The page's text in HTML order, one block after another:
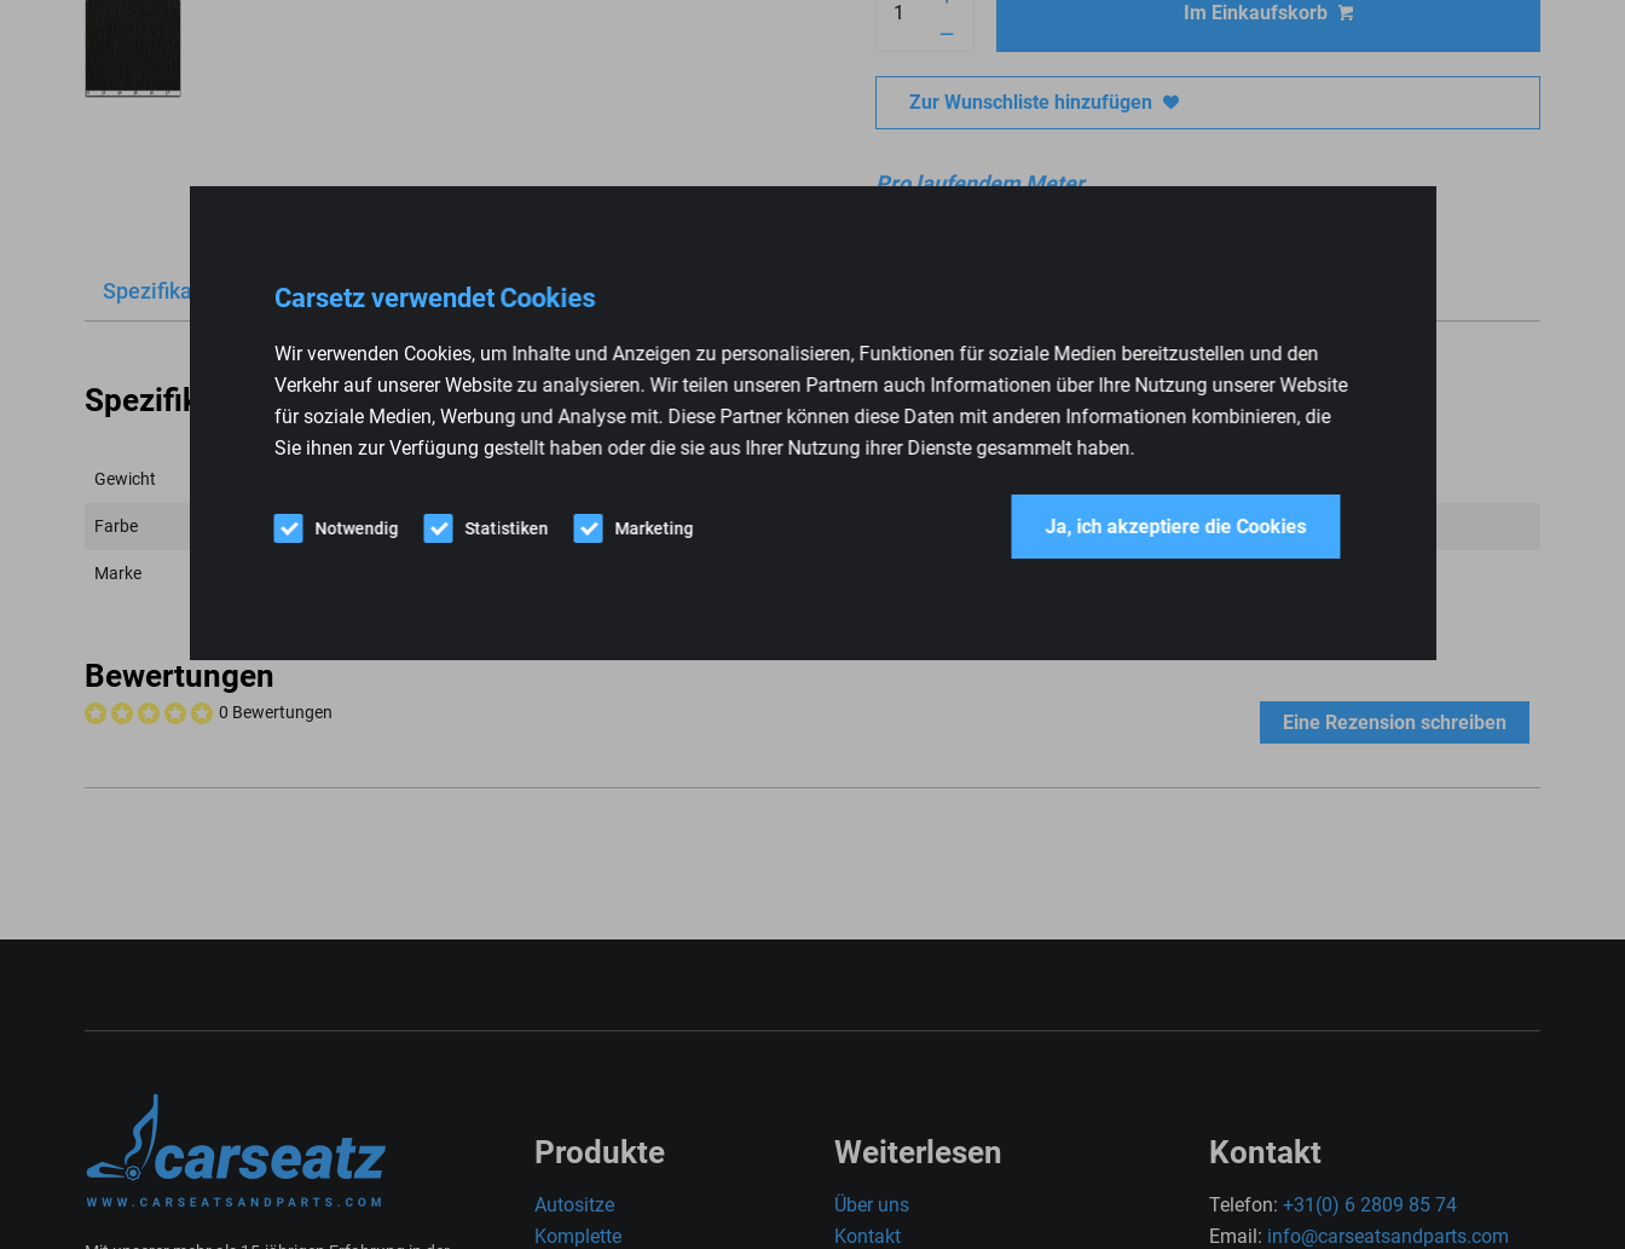
Carsetz verwendet Cookies
Wir verwenden Cookies, um Inhalte und Anzeigen zu personalisieren, Funktionen für soziale Medien bereitzustellen und den
Verkehr auf unserer Website zu analysieren. Wir teilen unseren Partnern auch Informationen über Ihre Nutzung unserer Website
für soziale Medien, Werbung und Analyse mit. Diese Partner können diese Daten mit anderen Informationen kombinieren, die
Sie ihnen zur Verfügung gestellt haben oder die sie aus Ihrer Nutzung ihrer Dienste gesammelt haben.
Notwendig Statistiken Marketing Ja, ich akzeptiere die Cookies
Im Einkaufskorb
Zur Wunschliste hinzufügen
Pro laufendem Meter
Spezifikationen Bewertungen
Spezifikationen
Gewicht
Farbe
Marke
Bewertungen
0 Bewertungen Eine Rezension schreiben
Produkte
Autositze
Komplette
Weiterlesen
Über uns
Kontakt
Kontakt
Telefon: +31(0) 6 2809 85 74
Email: info@carseatsandparts.com